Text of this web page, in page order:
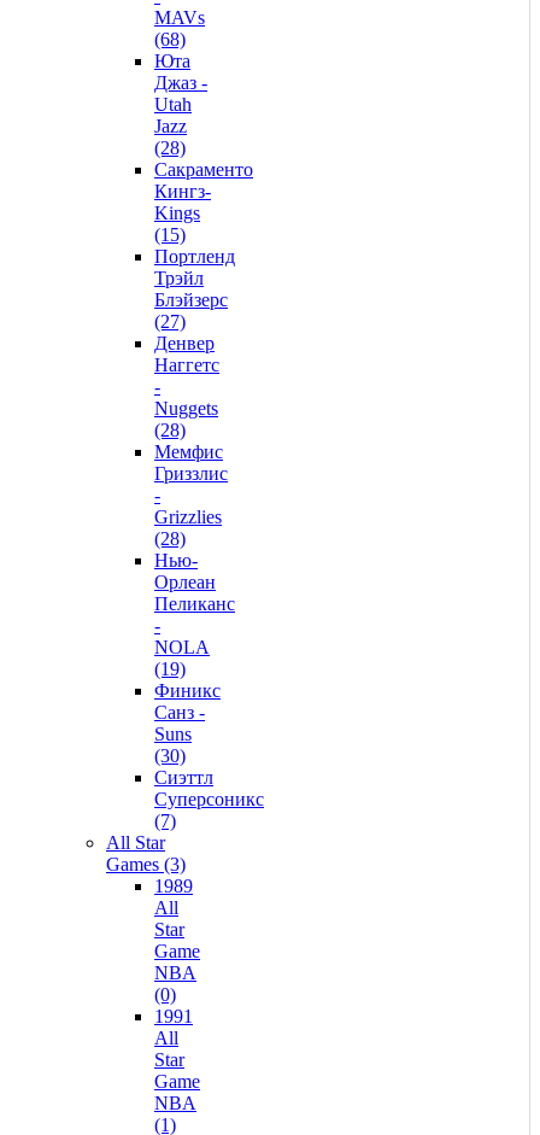
MAVs
(68)
Юта
Джаз -
Utah
Jazz
(28)
Сакраменто
Кингз-
Kings
(15)
Портленд
Трэйл
Блэйзерс
(27)
Денвер
Наггетс
-
Nuggets
(28)
Мемфис
Гриззлис
-
Grizzlies
(28)
Нью-
Орлеан
Пеликанс
-
NOLA
(19)
Финикс
Санз -
Suns
(30)
Сиэттл
Суперсоникс
(7)
All Star
Games (3)
1989
All
Star
Game
NBA
(0)
1991
All
Star
Game
NBA
(1)